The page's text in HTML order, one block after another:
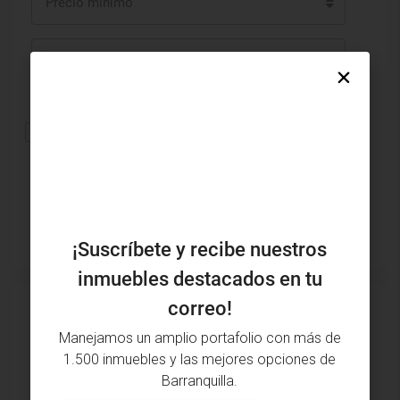
Inmuebles destacados
DESTACADO VENTA
¡Suscríbete y recibe nuestros
inmuebles destacados en tu
correo!
Manejamos un amplio portafolio con más de
1.500 inmuebles y las mejores opciones de
Barranquilla.